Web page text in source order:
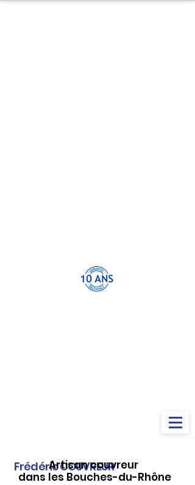
Frédéric COUVREUR
Artisan couvreur
dans les Bouches-du-Rhône